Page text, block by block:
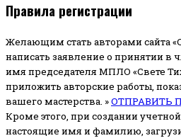
Правила регистрации
Желающим стать авторами сайта
написать заявление о принятии в
имя председателя МПЛО «Свете
приложить авторские работы,
вашего мастерства. »ОТПРАВИТЬ
Кроме этого, при создании
настоящие имя и фамилию,